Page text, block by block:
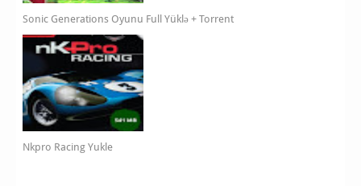
Sonic Generations Oyunu Full Yüklə + Torrent
Nkpro Racing Yukle